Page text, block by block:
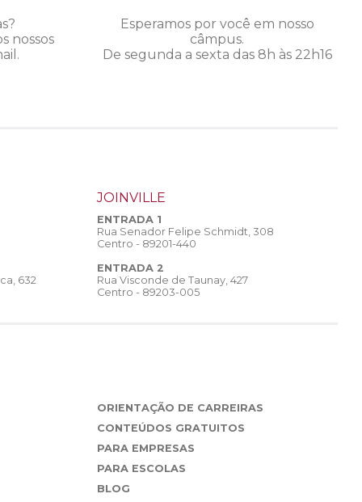
nossos
Esperamos por você em nosso
câmpus.
De segunda a sexta das 8h às 22h16
632
JOINVILLE
ENTRADA 1
Rua Senador Felipe Schmidt, 308
Centro - 89201-440
ENTRADA 2
Rua Visconde de Taunay, 427
Centro - 89203-005
ORIENTAÇÃO DE CARREIRAS
CONTEÚDOS GRATUITOS
PARA EMPRESAS
PARA ESCOLAS
BLOG